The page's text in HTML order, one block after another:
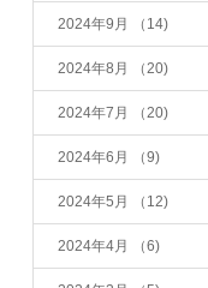
2024年9月 （14)
2024年8月 （20)
2024年7月 （20)
2024年6月 （9)
2024年5月 （12)
2024年4月 （6)